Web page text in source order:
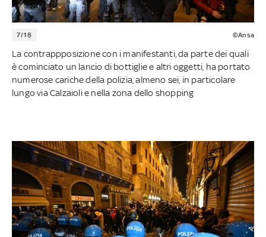
7/18 ©Ansa
La contrappposizione con i manifestanti, da parte dei quali
è cominciato un lancio di bottiglie e altri oggetti, ha portato
numerose cariche della polizia, almeno sei, in particolare
lungo via Calzaioli e nella zona dello shopping